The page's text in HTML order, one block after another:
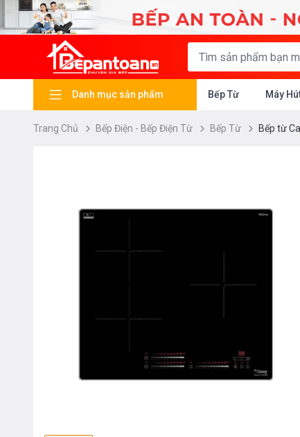
Danh mục sản phẩm Bếp Từ Máy
Trang Chủ Bếp Điện - Bếp Điện Từ Bếp Từ Bếp từ